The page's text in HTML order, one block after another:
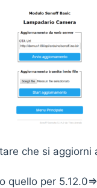
che si aggiorni
quello per 5.12.0=>